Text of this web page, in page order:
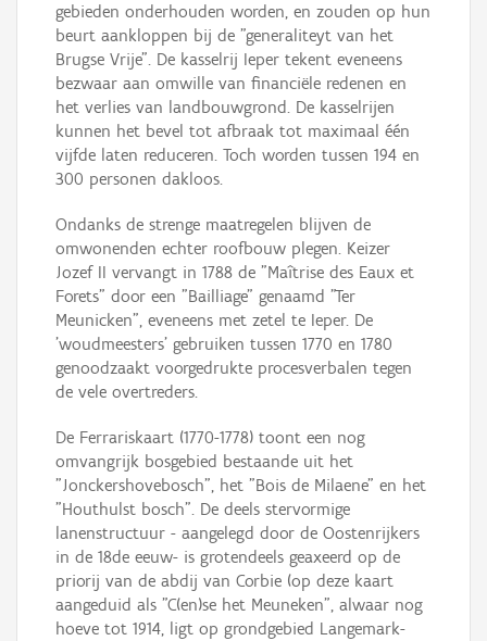
gebieden onderhouden worden, en zouden op hun
beurt aankloppen bij de "generaliteyt van het
Brugse Vrije". De kasselrij Ieper tekent eveneens
bezwaar aan omwille van financiële redenen en
het verlies van landbouwgrond. De kasselrijen
kunnen het bevel tot afbraak tot maximaal één
vijfde laten reduceren. Toch worden tussen 194 en
300 personen dakloos.
Ondanks de strenge maatregelen blijven de
omwonenden echter roofbouw plegen. Keizer
Jozef II vervangt in 1788 de "Maîtrise des Eaux et
Forets" door een "Bailliage" genaamd "Ter
Meunicken", eveneens met zetel te Ieper. De
'woudmeesters' gebruiken tussen 1770 en 1780
genoodzaakt voorgedrukte procesverbalen tegen
de vele overtreders.
De Ferrariskaart (1770-1778) toont een nog
omvangrijk bosgebied bestaande uit het
"Jonckershovebosch", het "Bois de Milaene" en het
"Houthulst bosch". De deels stervormige
lanenstructuur - aangelegd door de Oostenrijkers
in de 18de eeuw- is grotendeels geaxeerd op de
priorij van de abdij van Corbie (op deze kaart
aangeduid als "C(en)se het Meuneken", alwaar nog
hoeve tot 1914, ligt op grondgebied Langemark-